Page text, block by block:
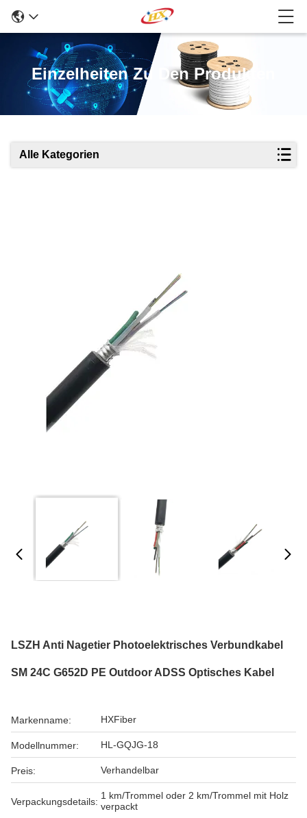
Einzelheiten Zu Den Produkten
Alle Kategorien
LSZH Anti Nagetier Photoelektrisches Verbundkabel
SM 24C G652D PE Outdoor ADSS Optisches Kabel
Markenname: HXFiber
Modellnummer: HL-GQJG-18
Preis: Verhandelbar
Verpackungsdetails:
1 km/Trommel oder 2 km/Trommel mit Holz
verpackt